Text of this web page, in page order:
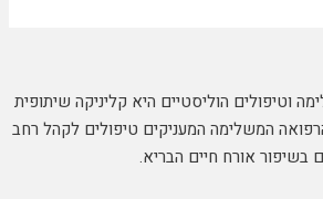
וטיפולים הוליסטיים היא קליניקה שיתופית
המשלימה המעניקים טיפולים לקהל רחב
בשיפור אורח חיים הבריא.